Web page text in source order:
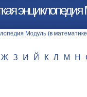
Ж З И Й К Л М Н